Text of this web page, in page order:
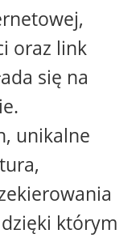
oraz link
się na
unikalne
którym